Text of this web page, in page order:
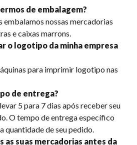
de embalagem?
nossas mercadorias
e caixas marrons.
o logotipo da minha empresa
para imprimir logotipo nas
de entrega?
5 para 7 dias após receber seu
O tempo de entrega específico
quantidade de seu pedido.
as suas mercadorias antes da